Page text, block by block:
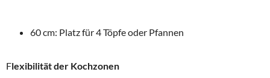
60 cm: Platz für 4 Töpfe oder Pfannen
Flexibilität der Kochzonen